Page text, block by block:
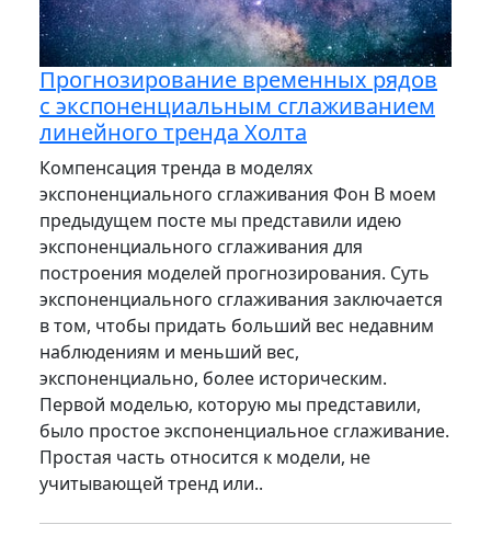
Прогнозирование временных рядов
с экспоненциальным сглаживанием
линейного тренда Холта
Компенсация тренда в моделях
экспоненциального сглаживания Фон В моем
предыдущем посте мы представили идею
экспоненциального сглаживания для
построения моделей прогнозирования. Суть
экспоненциального сглаживания заключается
в том, чтобы придать больший вес недавним
наблюдениям и меньший вес,
экспоненциально, более историческим.
Первой моделью, которую мы представили,
было простое экспоненциальное сглаживание.
Простая часть относится к модели, не
учитывающей тренд или..